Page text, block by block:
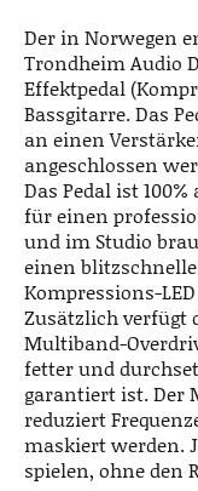
Der in Norwegen
Trondheim Audio
Effektpedal
Bassgitarre. Das
an einen
angeschlossen
Das Pedal ist
für einen
und im Studio
einen
Kompressions-
Zusätzlich verfügt
Multiband-
fetter und
garantiert ist. Der
reduziert
maskiert werden.
spielen, ohne den